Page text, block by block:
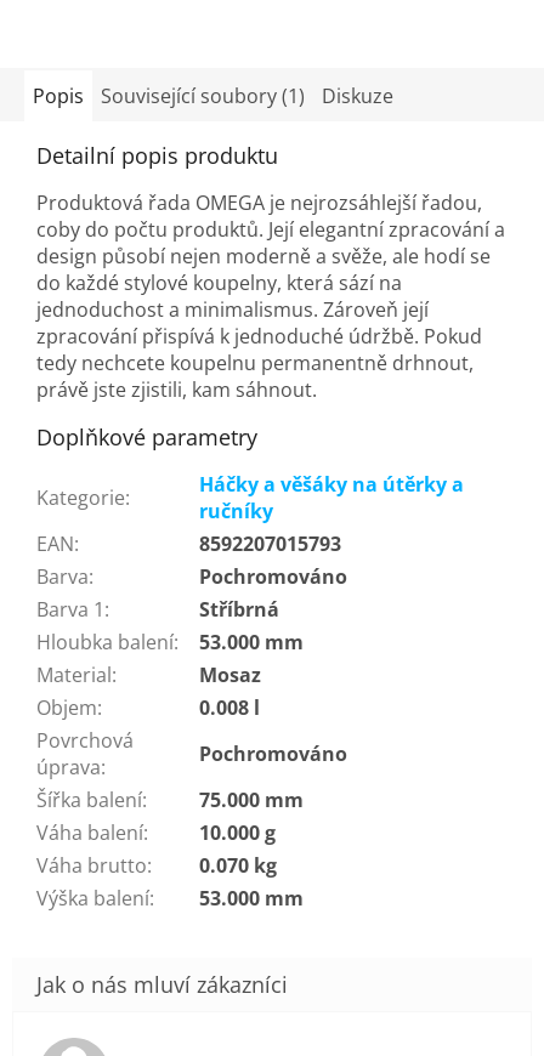
Popis Související soubory (1) Diskuze
Detailní popis produktu
Produktová řada OMEGA je nejrozsáhlejší řadou,
coby do počtu produktů. Její elegantní zpracování a
design působí nejen moderně a svěže, ale hodí se
do každé stylové koupelny, která sází na
jednoduchost a minimalismus. Zároveň její
zpracování přispívá k jednoduché údržbě. Pokud
tedy nechcete koupelnu permanentně drhnout,
právě jste zjistili, kam sáhnout.
Doplňkové parametry
Kategorie:
Háčky a věšáky na útěrky a
ručníky
EAN:
8592207015793
Barva:
Pochromováno
Barva 1:
Stříbrná
Hloubka balení:
53.000 mm
Material:
Mosaz
Objem:
0.008 l
Povrchová
úprava:
Pochromováno
Šířka balení:
75.000 mm
Váha balení:
10.000 g
Váha brutto:
0.070 kg
Výška balení: 53.000 mm